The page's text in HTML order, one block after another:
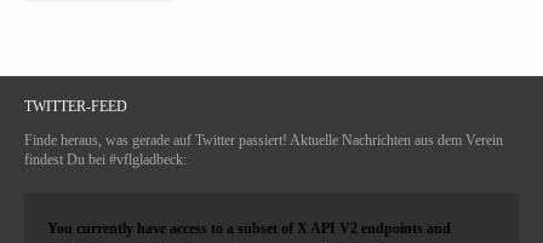
TWITTER-FEED
Finde heraus, was gerade auf Twitter passiert! Aktuelle Nachrichten aus dem Verein
findest Du bei #vflgladbeck:
You currently have access to a subset of X API V2 endpoints and